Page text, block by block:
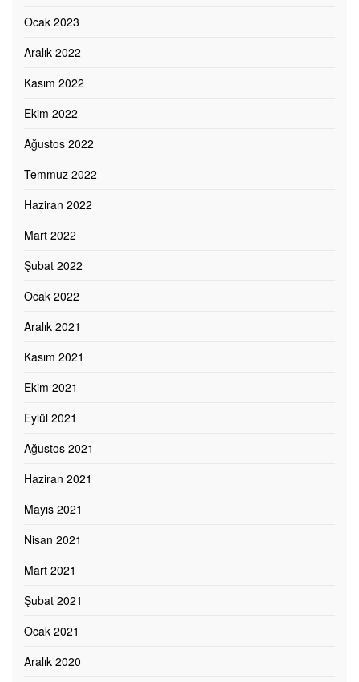
Ocak 2023
Aralık 2022
Kasım 2022
Ekim 2022
Ağustos 2022
Temmuz 2022
Haziran 2022
Mart 2022
Şubat 2022
Ocak 2022
Aralık 2021
Kasım 2021
Ekim 2021
Eylül 2021
Ağustos 2021
Haziran 2021
Mayıs 2021
Nisan 2021
Mart 2021
Şubat 2021
Ocak 2021
Aralık 2020